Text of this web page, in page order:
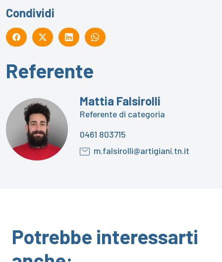
Condividi
Referente
Mattia Falsirolli
Referente di categoria
0461 803715
m.falsirolli@artigiani.tn.it
Potrebbe interessarti